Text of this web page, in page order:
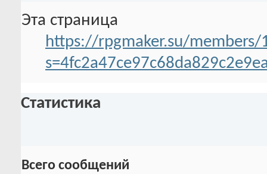
Эта страница
https://rpgmaker.su/members/
Статистика
Всего сообщений